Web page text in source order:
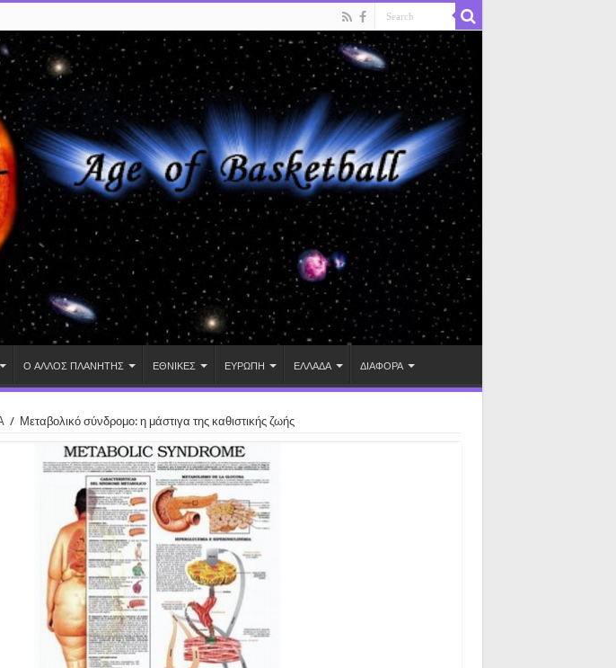
Ο ΑΛΛΟΣ ΠΛΑΝΗΤΗΣ ΕΘΝΙΚΕΣ ΕΥΡΩΠΗ ΕΛΛΑΔΑ ΔΙΑΦΟΡΑ
/ Μεταβολικό σύνδρομο: η μάστιγα της καθιστικής ζωής